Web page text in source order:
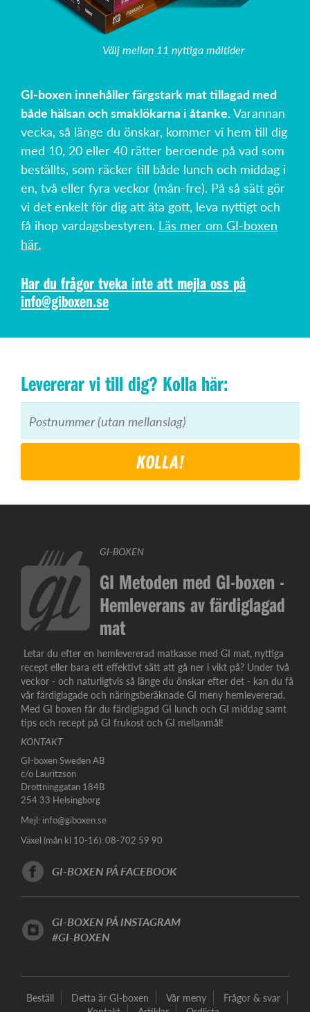
Välj mellan 11 nyttiga måltider
GI-boxen innehåller färgstark mat tillagad med
både hälsan och smaklökarna i åtanke.Varannan
vecka, så länge du önskar, kommer vi hem till dig
med 10, 20 eller 40 rätter beroende på vad som
beställts, som räcker till både lunch och middag i
en, två eller fyra veckor (mån-fre). På så sätt gör
vi det enkelt för dig att äta gott, leva nyttigt och
få ihop vardagsbestyren. Läs mer om GI-boxen
här.
Har du frågor tveka inte att mejla oss på
info@giboxen.se
Levererar vi till dig? Kolla här:
KOLLA!
GI-BOXEN
GI Metoden med GI-boxen -
Hemleverans av färdiglagad
mat
Letar du efter en hemlevererad matkasse med GI mat, nyttiga
recept eller bara ett effektivt sätt att gå ner i vikt på? Under två
veckor - och naturligtvis så länge du önskar efter det - kan du få
vår färdiglagade och näringsberäknade GI meny hemlevererad.
Med GI boxen får du färdiglagad GI lunch och GI middag samt
tips och recept på GI frukost och GI mellanmål!
KONTAKT
GI-boxen Sweden AB
c/o Lauritzson
Drottninggatan 184B
254 33 Helsingborg
Mejl: info@giboxen.se
Växel (mån kl 10-16): 08-702 59 90
GI-BOXEN PÅ FACEBOOK
GI-BOXEN PÅ INSTAGRAM
#GI-BOXEN
Beställ Detta är GI-boxen Vår meny
Frågor & svar